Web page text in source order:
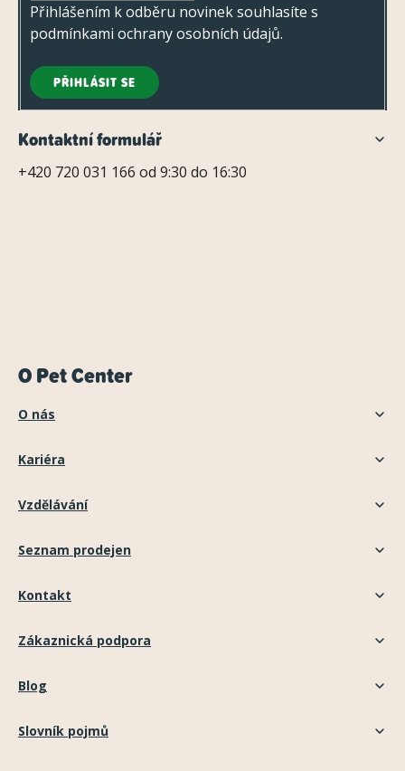
Přihlášením k odběru novinek souhlasíte s
podmínkami ochrany osobních údajů.
PŘIHLÁSIT SE
Kontaktní formulář
+420 720 031 166 od 9:30 do 16:30
O Pet Center
O nás
Kariéra
Vzdělávání
Seznam prodejen
Kontakt
Zákaznická podpora
Blog
Slovník pojmů